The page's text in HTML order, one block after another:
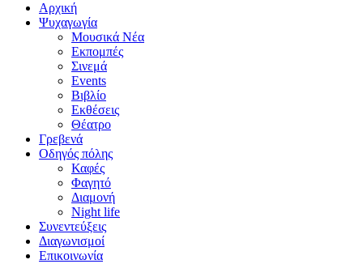
Αρχική
Ψυχαγωγία
Μουσικά Νέα
Εκπομπές
Σινεμά
Events
Βιβλίο
Εκθέσεις
Θέατρο
Γρεβενά
Οδηγός πόλης
Καφές
Φαγητό
Διαμονή
Night life
Συνεντεύξεις
Διαγωνισμοί
Επικοινωνία